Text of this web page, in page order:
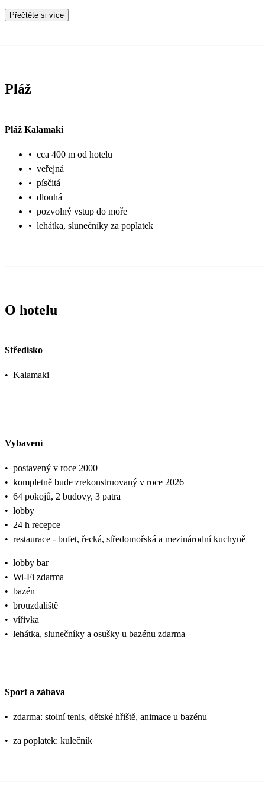
Přečtěte si více
Pláž
Pláž Kalamaki
• cca 400 m od hotelu
• veřejná
• písčitá
• dlouhá
• pozvolný vstup do moře
• lehátka, slunečníky za poplatek
O hotelu
Středisko
• Kalamaki
Vybavení
• postavený v roce 2000
• kompletně bude zrekonstruovaný v roce 2026
• 64 pokojů, 2 budovy, 3 patra
• lobby
• 24 h recepce
• restaurace - bufet, řecká, středomořská a mezinárodní kuchyně
• lobby bar
• Wi-Fi zdarma
• bazén
• brouzdaliště
• vířivka
• lehátka, slunečníky a osušky u bazénu zdarma
Sport a zábava
• zdarma: stolní tenis, dětské hřiště, animace u bazénu
• za poplatek: kulečník